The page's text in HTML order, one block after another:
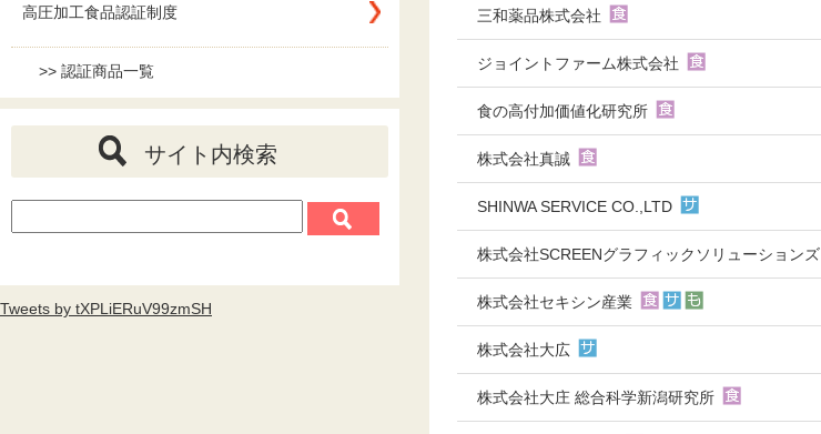
三和薬品株式会社
ジョイントファーム株式会社
食の高付加価値化研究所
株式会社真誠
SHINWA SERVICE CO.,LTD
株式会社SCREENグラフィックソリューションズ
株式会社セキシン産業
株式会社大広
株式会社大庄 総合科学新潟研究所
高圧加工食品認証制度
>> 認証商品一覧
サイト内検索
Tweets by tXPLiERuV99zmSH